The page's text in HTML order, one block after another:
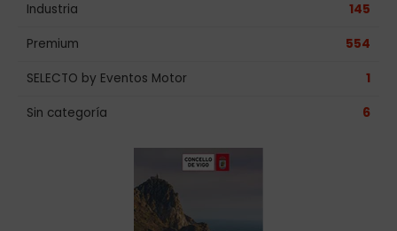
Industria 145
Premium 554
SELECTO by Eventos Motor 1
Sin categoría 6